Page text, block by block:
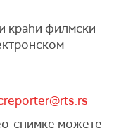
краћи филмски
снимке можете